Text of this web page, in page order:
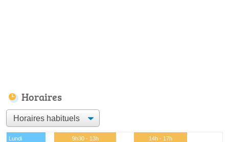
Horaires
Lundi 9h30 - 13h
14h - 17h